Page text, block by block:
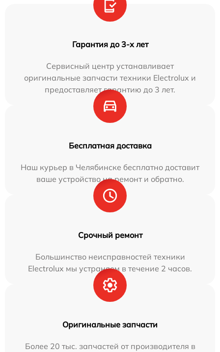
Гарантия до 3-х лет
Сервисный центр устанавливает
оригинальные запчасти техники Electrolux и
предоставляет гарантию до 3 лет.
Бесплатная доставка
Наш курьер в Челябинске бесплатно доставит
ваше устройство на ремонт и обратно.
Срочный ремонт
Большинство неисправностей техники
Electrolux мы устраняем в течение 2 часов.
Оригинальные запчасти
Более 20 тыс. запчастей от производителя в